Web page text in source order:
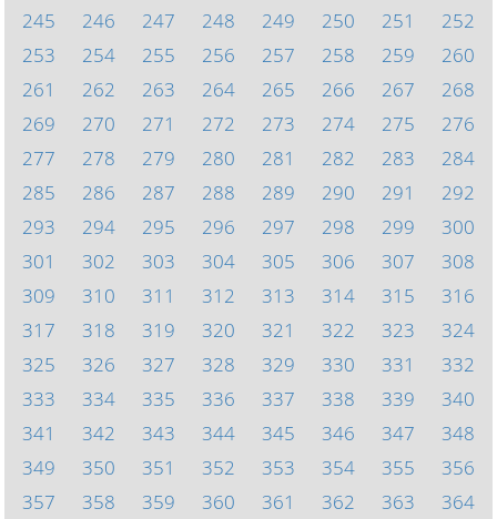
245
246 247 248 249 250 251
252
253
254 255 256 257 258 259
260
261
262 263 264 265 266 267
268
269
270 271 272 273 274 275
276
277
278 279 280 281 282 283
284
285
286 287 288 289 290 291
292
293
294 295 296 297 298 299
300
301
302 303 304 305 306 307
308
309
310 311 312 313 314 315
316
317
318 319 320 321 322 323
324
325
326 327 328 329 330 331
332
333
334 335 336 337 338 339
340
341
342 343 344 345 346 347
348
349
350 351 352 353 354 355
356
357
358 359 360 361 362 363 364